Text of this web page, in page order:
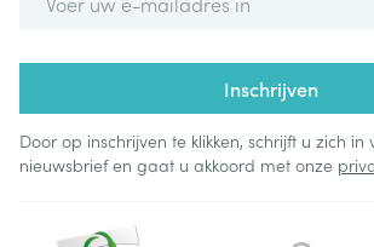
Inschrijven
Door op inschrijven te klikken, schrijft u zich in
nieuwsbrief en gaat u akkoord met onze